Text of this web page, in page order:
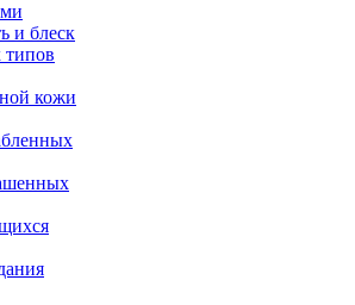
и блеск
типов
кожи